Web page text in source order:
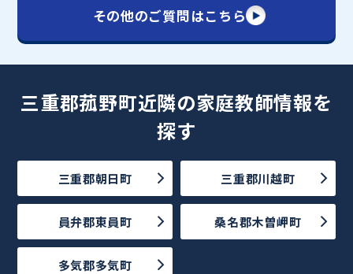
その他のご質問はこちら
三重郡菰野町近隣の家庭教師情報を
探す
三重郡朝日町 三重郡川越町
員弁郡東員町 桑名郡木曽岬町
多気郡多気町